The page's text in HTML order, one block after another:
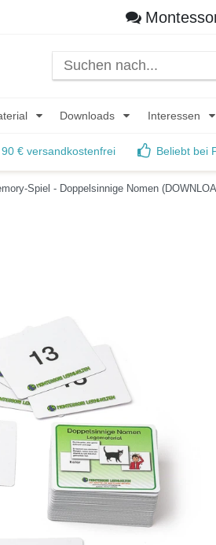
Downloads Interessen
€ versandkostenfrei Beliebt bei
Spiel - Doppelsinnige Nomen